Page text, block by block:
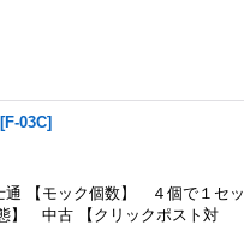
[F-03C]
【モック個数】 ４個で１セッ
】 中古 【クリックポスト対